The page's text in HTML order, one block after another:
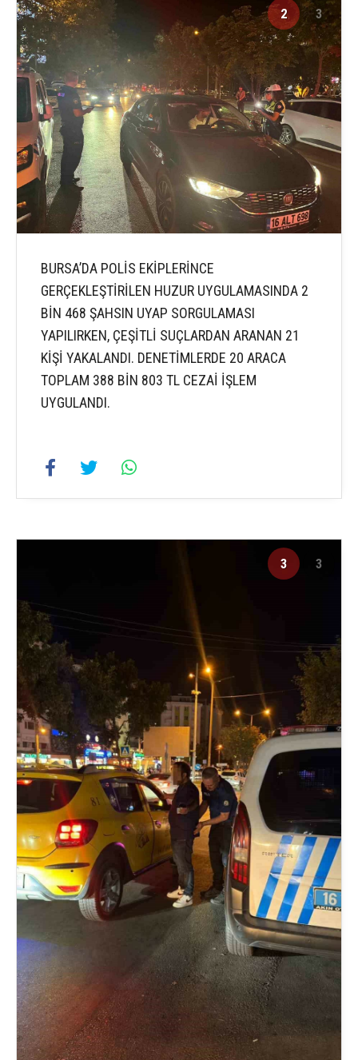
2 3
BURSA’DA POLİS EKİPLERİNCE
GERÇEKLEŞTİRİLEN HUZUR UYGULAMASINDA 2
BİN 468 ŞAHSIN UYAP SORGULAMASI
YAPILIRKEN, ÇEŞİTLİ SUÇLARDAN ARANAN 21
KİŞİ YAKALANDI. DENETİMLERDE 20 ARACA
TOPLAM 388 BİN 803 TL CEZAİ İŞLEM
UYGULANDI.
3 3